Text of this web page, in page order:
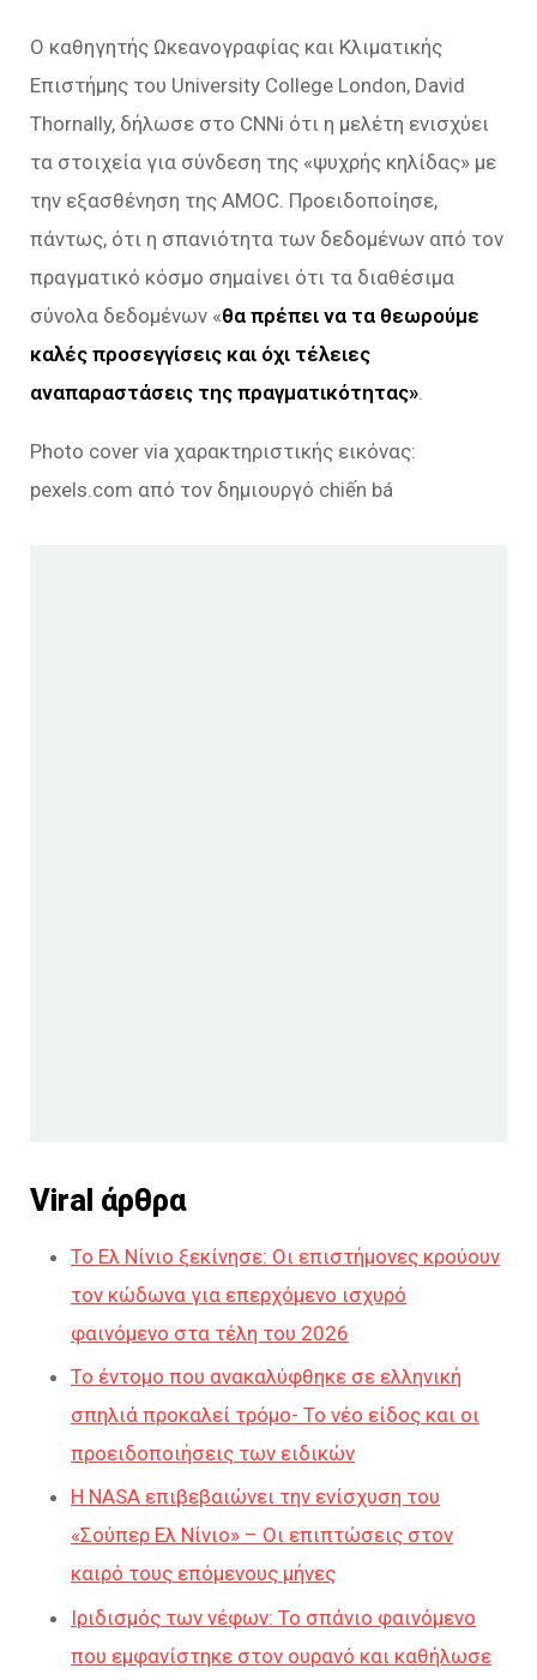
Ο καθηγητής Ωκεανογραφίας και Κλιματικής
Επιστήμης του University College London, David
Thornally, δήλωσε στο CNNi ότι η μελέτη ενισχύει
τα στοιχεία για σύνδεση της «ψυχρής κηλίδας» με
την εξασθένηση της AMOC. Προειδοποίησε,
πάντως, ότι η σπανιότητα των δεδομένων από τον
πραγματικό κόσμο σημαίνει ότι τα διαθέσιμα
σύνολα δεδομένων «θα πρέπει να τα θεωρούμε
καλές προσεγγίσεις και όχι τέλειες
αναπαραστάσεις της πραγματικότητας»
Photo cover via χαρακτηριστικής εικόνας:
pexels.com από τον δημιουργό chiến bá
Viral άρθρα
Το Ελ Νίνιο ξεκίνησε: Οι επιστήμονες κρούουν
τον κώδωνα για επερχόμενο ισχυρό
φαινόμενο στα τέλη του 2026
Το έντομο που ανακαλύφθηκε σε ελληνική
σπηλιά προκαλεί τρόμο- Το νέο είδος και οι
προειδοποιήσεις των ειδικών
Η NASA επιβεβαιώνει την ενίσχυση του
«Σούπερ Ελ Νίνιο» – Οι επιπτώσεις στον
καιρό τους επόμενους μήνες
Ιριδισμός των νέφων: Το σπάνιο φαινόμενο
που εμφανίστηκε στον ουρανό και καθήλωσε